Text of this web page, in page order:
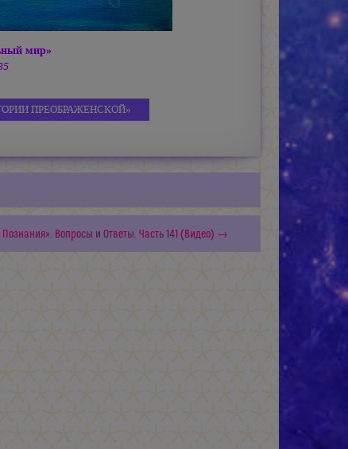
мир»
ПРЕОБРАЖЕНСКОЙ»
Вопросы и Ответы. Часть 141 (Видео) →